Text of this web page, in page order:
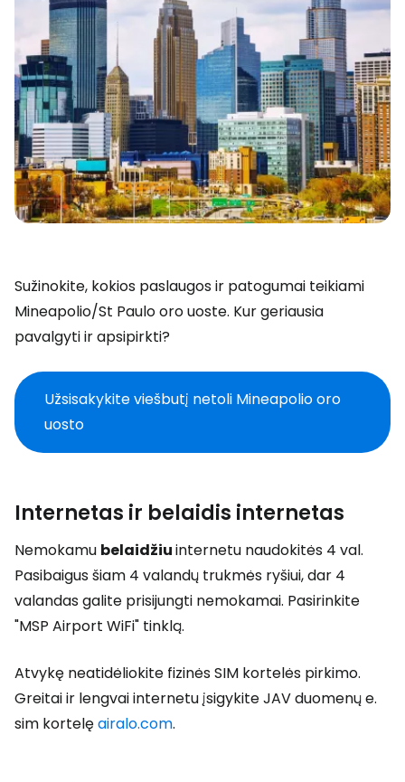
Sužinokite, kokios paslaugos ir patogumai teikiami
Mineapolio/St Paulo oro uoste. Kur geriausia
pavalgyti ir apsipirkti?
Užsisakykite viešbutį netoli Mineapolio oro
uosto
Internetas ir belaidis internetas
Nemokamu belaidžiuinternetu naudokitės 4 val.
Pasibaigus šiam 4 valandų trukmės ryšiui, dar 4
valandas galite prisijungti nemokamai. Pasirinkite
"MSP Airport WiFi" tinklą.
Atvykę neatidėliokite fizinės SIM kortelės pirkimo.
Greitai ir lengvai internetu įsigykite JAV duomenų e.
sim kortelęairalo.com.